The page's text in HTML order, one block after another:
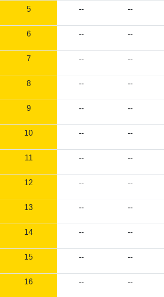
5 -- --
6 -- --
7 -- --
8 -- --
9 -- --
10 -- --
11 -- --
12 -- --
13 -- --
14 -- --
15 -- --
16 -- --